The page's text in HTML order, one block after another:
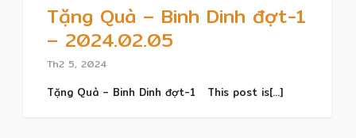
Tặng Quà – Binh Dinh đợt-1
– 2024.02.05
Th2 5, 2024
Tặng Quà – Binh Dinh đợt-1 This post is[...]